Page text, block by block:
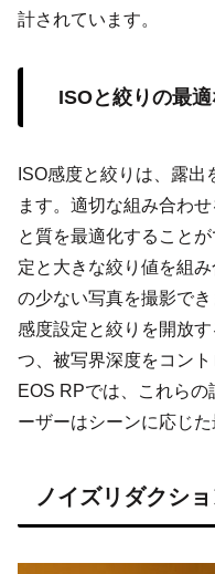
計されています。
ISOと絞りの最
ISO感度と絞りは、露
ます。適切な組み合わ
と質を最適化すること
定と大きな絞り値を組
の少ない写真を撮影で
感度設定と絞りを開放
つ、被写界深度をコント
EOS RPでは、これら
ーザーはシーンに応じ
ノイズリダクシ